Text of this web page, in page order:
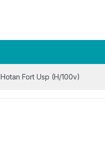
Hotan Fort Usp (H/100v)